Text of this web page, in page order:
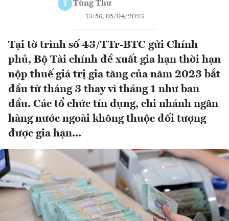
T Tùng Thư
13:56, 05/04/2023
Tại tờ trình số 43/TTr-BTC gửi Chính
phủ, Bộ Tài chính đề xuất gia hạn thời hạn
nộp thuế giá trị gia tăng của năm 2023 bắt
đầu từ tháng 3 thay vì tháng 1 như ban
đầu. Các tổ chức tín dụng, chi nhánh ngân
hàng nước ngoài không thuộc đối tượng
được gia hạn...